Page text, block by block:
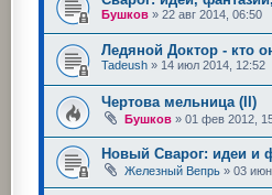
Бушков » 22 авг 2014, 06:50
Ледяной Доктор - кто
Tadeush » 14 июл 2014, 12:52
Чертова мельница (II)
Бушков » 01 фев 2012,
Новый Сварог: идеи и
Железный Вепрь » 03